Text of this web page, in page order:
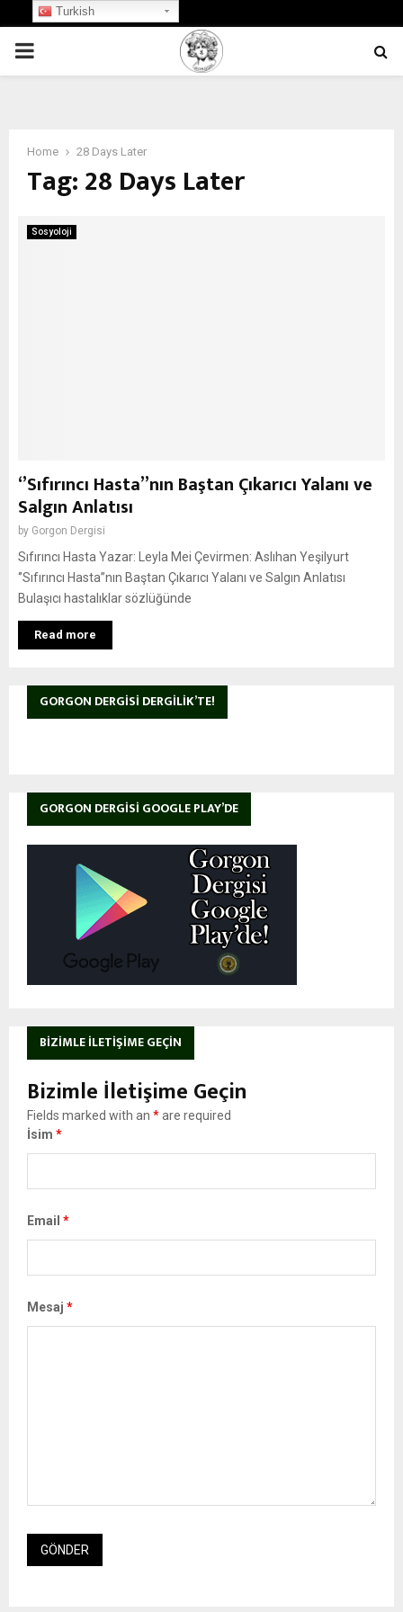
PRIMARY
Home 28 Days Later
Tag:28 Days Later
Sosyoloji
‘’Sıfırıncı Hasta’’nın Baştan Çıkarıcı Yalanı ve
Salgın Anlatısı
by Gorgon Dergisi
Sıfırıncı Hasta Yazar: Leyla Mei Çevirmen: Aslıhan Yeşilyurt
‘’Sıfırıncı Hasta’’nın Baştan Çıkarıcı Yalanı ve Salgın Anlatısı
Bulaşıcı hastalıklar sözlüğünde
Read more
GORGON DERGISI DERGILIK’TE!
GORGON DERGISI GOOGLE PLAY’DE
BIZIMLE İLETIŞIME GEÇIN
Bizimle İletişime Geçin
Fields marked with an *are required
İsim *
Email *
Mesaj *
Turkish